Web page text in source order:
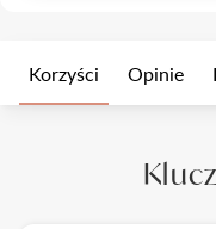
Korzyści Opinie